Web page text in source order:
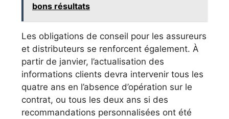
bons résultats
Les obligations de conseil pour les assureurs
et distributeurs se renforcent également. À
partir de janvier, l’actualisation des
informations clients devra intervenir tous les
quatre ans en l’absence d’opération sur le
contrat, ou tous les deux ans si des
recommandations personnalisées ont été